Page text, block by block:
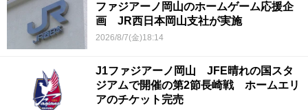
ファジアーノ岡山のホームゲーム応援企
画 JR西日本岡山支社が実施
2026/8/7(金)18:14
J1ファジアーノ岡山 JFE晴れの国スタ
ジアムで開催の第2節長崎戦 ホームエリ
アのチケット完売